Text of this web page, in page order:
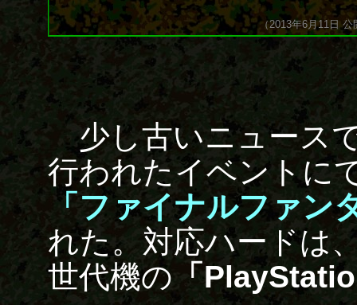
（2013年6月11日 公
少し古いニュース
行われたイベントに
「ファイナルファン
れた。対応ハードは
世代機の 「